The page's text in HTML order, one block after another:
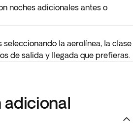
noches adicionales antes o
seleccionando la aerolínea, la clase
de salida y llegada que prefieras.